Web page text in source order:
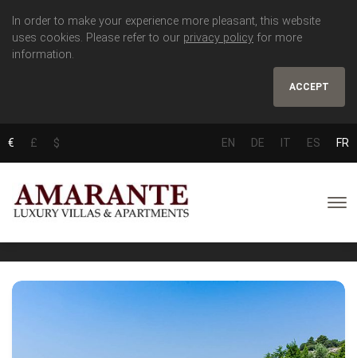
In order to make your experience more pleasant, this website
uses cookies. Please refer to our privacy policy for more
information.
ACCEPT
€ £ $ EN DE IT ES FR